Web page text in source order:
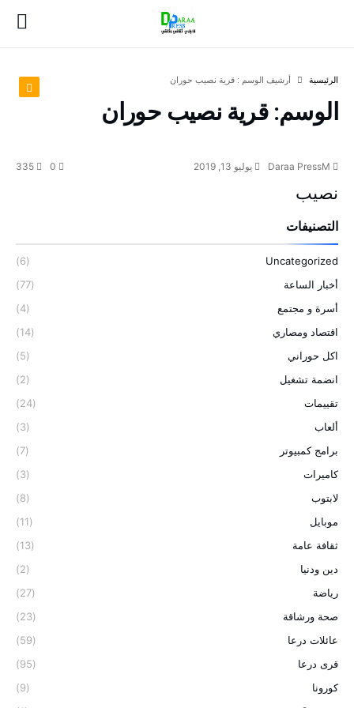
‫الرئيسية‬ ‫أرشيف الوسم :‬ قرية نصيب حوران
الوسم:قرية نصيب حوران
يوليو 13, 2019 335
نصيب
التصنيفات
Uncategorized
(6)
أخبار الساعة
(77)
أسرة و مجتمع
(4)
اقتصاد ومصاري
(14)
اكل حوراني
(5)
انضمة تشغيل
(2)
تقييمات
(24)
ألعاب
(3)
برامج كمبيوتر
(7)
كاميرات
(3)
لابتوب
(8)
موبايل
(11)
ثقافة عامة
(13)
دين ودنيا
(2)
رياضة
(27)
صحة ورشاقة
(23)
عائلات درعا
(59)
قرى درعا
(95)
كورونا
(9)